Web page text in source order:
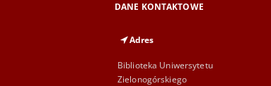
DANE KONTAKTOWE
Adres
Biblioteka Uniwersytetu
Zielonogórskiego